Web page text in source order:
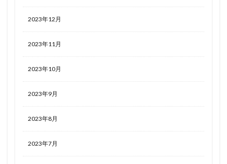
2023年12月
2023年11月
2023年10月
2023年9月
2023年8月
2023年7月